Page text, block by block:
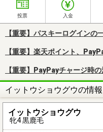
投票 入金
【重要】パスキーログインの
【重要】楽天ポイント、
【重要】PayPayチャージ時
イットウショウグウの情報
イットウショウグウ
牝4 黒鹿毛